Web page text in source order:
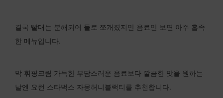
결국 빨대는 분해되어 둘로 쪼개졌지만 음료만 보면 아주 흡족
한 메뉴입니다.
막 휘핑크림 가득한 부담스러운 음료보다 깔끔한 맛을 원하는
날엔 요런 스타벅스 자몽허니블랙티를 추천합니다.